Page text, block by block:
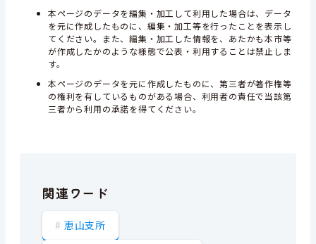
本ページのデータを編集・加工して利用した場合は、データ
を元に作成したものに、編集・加工等を行ったことを表示し
てください。また、編集・加工した情報を、あたかも本市等
が作成したかのような様態で公表・利用することは禁止しま
す。
本ページのデータを元に作成したものに、第三者が著作権等
の権利を有しているものがある場合、利用者の責任で当該第
三者から利用の承諾を得てください。
関連ワード
恵山支所